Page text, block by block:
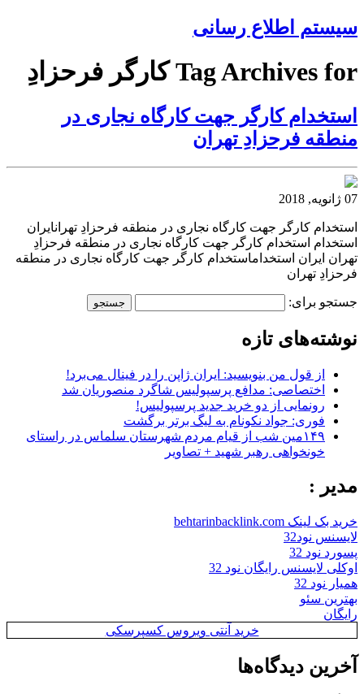
سیستم اطلاع رسانی
Tag Archives for کارگر فرحزادِ
استخدام کارگر جهت کارگاه نجاری در
منطقه فرحزادِ تهران
07 ژانویه, 2018
استخدام کارگر جهت کارگاه نجاری در منطقه فرحزادِ تهرانایران
استخدام استخدام کارگر جهت کارگاه نجاری در منطقه فرحزادِ
تهران ایران استخداماستخدام کارگر جهت کارگاه نجاری در منطقه
فرحزادِ تهران
جستجو برای:
نوشته‌های تازه
از قول من بنویسید: ایران ژاپن را در فینال می‌برد!
اختصاصی: مدافع پرسپولیس شاگرد منصوریان شد
رونمایی از دو خرید جدید پرسپولیس!
فوری: جواد نکونام به لیگ برتر برگشت
۱۴۹مین شب از قیام مردم شهرستان سلماس در راستای
خونخواهی رهبر شهید + تصاویر
مدیر :
خرید بک لینک behtarinbacklink.com
لایسنس نود32
پسورد نود 32
اوکلی لایسنس رایگان نود 32
همیار نود 32
بهترین سئو
رایگان
خرید آنتی ویروس کسپرسکی
آخرین دیدگاه‌ها